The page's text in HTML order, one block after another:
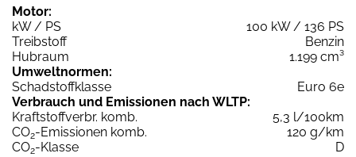
Motor:
kW / PS
100 kW / 136 PS
Treibstoff
Benzin
Hubraum
1.199 cm³
Umweltnormen:
Schadstoffklasse
Euro 6e
Verbrauch und Emissionen nach WLTP:
Kraftstoffverbr. komb.
5,3 l/100km
CO2-Emissionen komb.
120 g/km
CO2-Klasse
D